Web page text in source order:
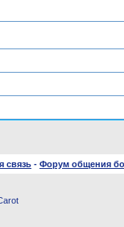
связь - Форум общения